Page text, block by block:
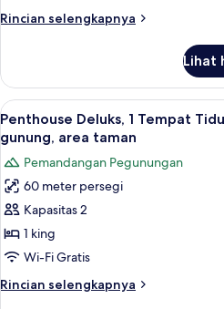
taman
Rincian selengkapnya
Rincian
Suite
Eksekutif,
Beberapa
Tempat
Tidur,
pemandangan
taman
Lihat
Lihat
semua
foto
untuk
Penthouse
Deluks,
1
Tempat
Tidur
King,
3
Penthouse Deluks, 1 Tempat
gunung, area taman
Pemandangan Pegunungan
60 meter persegi
Kapasitas 2
1 king
Wi-Fi Gratis
Rincian selengkapnya
Rincian